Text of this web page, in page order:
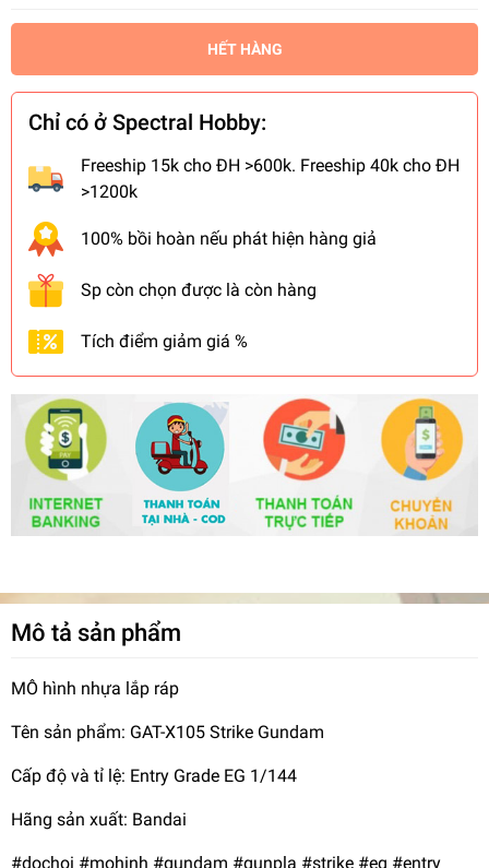
HẾT HÀNG
Chỉ có ở Spectral Hobby:
Freeship 15k cho ĐH >600k. Freeship 40k cho ĐH
>1200k
100% bồi hoàn nếu phát hiện hàng giả
Sp còn chọn được là còn hàng
Tích điểm giảm giá %
Mô tả sản phẩm
MÔ hình nhựa lắp ráp
Tên sản phẩm: GAT-X105 Strike Gundam
Cấp độ và tỉ lệ: Entry Grade EG 1/144
Hãng sản xuất: Bandai
#dochoi #mohinh #gundam #gunpla #strike #eg #entry